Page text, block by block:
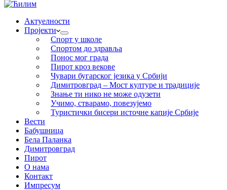
Актуелности
Пројекти
Спорт у школе
Спортом до здравља
Понос мог града
Пирот кроз векове
Чувари бугарског језика у Србији
Димитровград – Мост културе и традиције
Знање ти нико не може одузети
Учимо, стварамо, повезујемо
Туристички бисери источне капије Србије
Вести
Бабушница
Бела Паланка
Димитровград
Пирот
О нама
Контакт
Импресум